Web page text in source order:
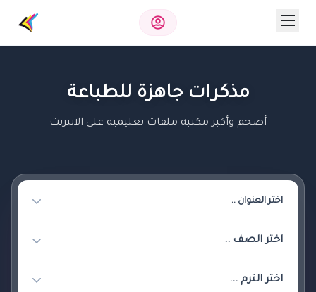
مذكرات جاهزة للطباعة
أضخم وأكبر مكتبة ملفات تعليمية على الانترنت